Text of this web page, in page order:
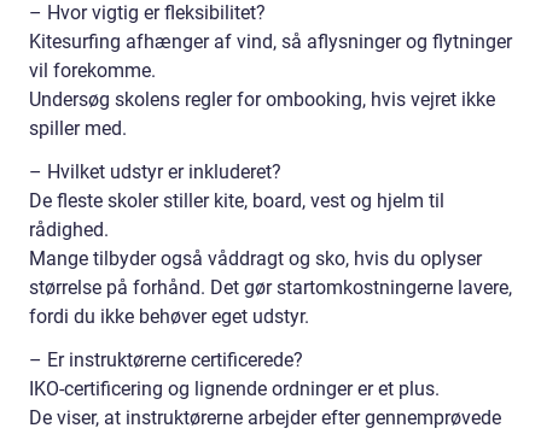
– Hvor vigtig er fleksibilitet?
Kitesurfing afhænger af vind, så aflysninger og flytninger
vil forekomme.
Undersøg skolens regler for ombooking, hvis vejret ikke
spiller med.
– Hvilket udstyr er inkluderet?
De fleste skoler stiller kite, board, vest og hjelm til
rådighed.
Mange tilbyder også våddragt og sko, hvis du oplyser
størrelse på forhånd. Det gør startomkostningerne lavere,
fordi du ikke behøver eget udstyr.
– Er instruktørerne certificerede?
IKO-certificering og lignende ordninger er et plus.
De viser, at instruktørerne arbejder efter gennemprøvede